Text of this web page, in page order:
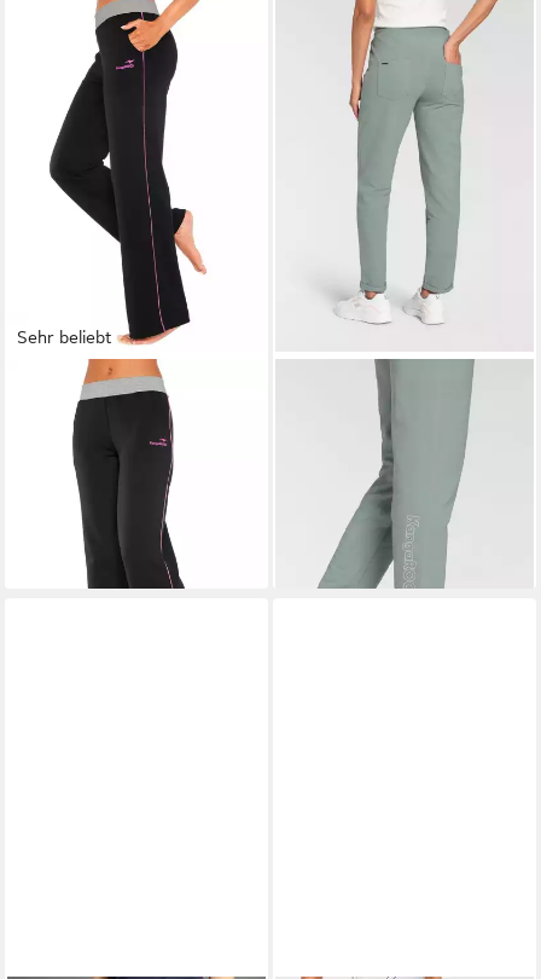
Sehr beliebt
KANGAROOSRelaxhose mit
breitem Bund, Loungewear
ab 29,99 €
KANGAROOS
Jogginghose
mit großen Taschen
UVP